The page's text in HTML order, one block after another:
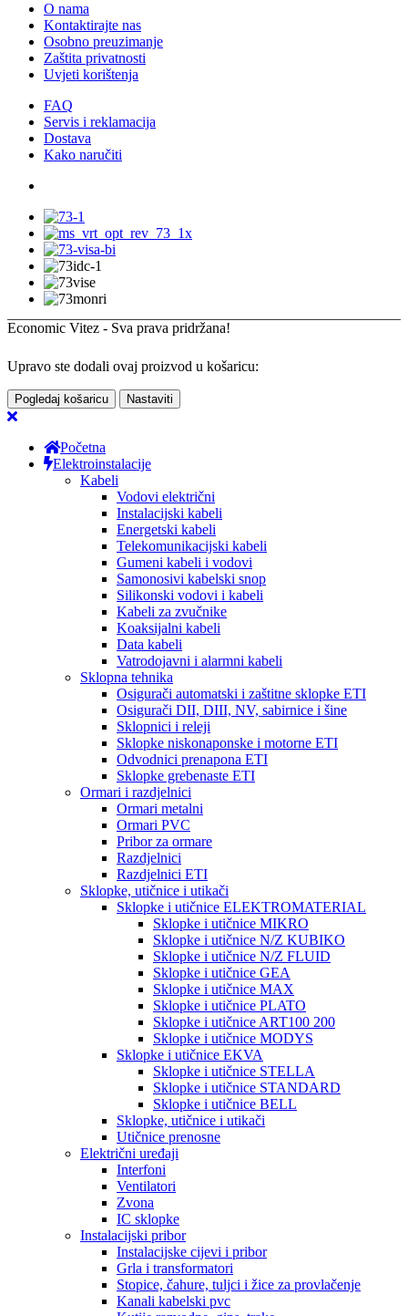
O nama
Kontaktirajte nas
Osobno preuzimanje
Zaštita privatnosti
Uvjeti korištenja
FAQ
Servis i reklamacija
Dostava
Kako naručiti
Economic Vitez - Sva prava pridržana!
Upravo ste dodali ovaj proizvod u košaricu:
Pogledaj košaricu Nastaviti
Početna
Elektroinstalacije
Kabeli
Vodovi električni
Instalacijski kabeli
Energetski kabeli
Telekomunikacijski kabeli
Gumeni kabeli i vodovi
Samonosivi kabelski snop
Silikonski vodovi i kabeli
Kabeli za zvučnike
Koaksijalni kabeli
Data kabeli
Vatrodojavni i alarmni kabeli
Sklopna tehnika
Osigurači automatski i zaštitne sklopke ETI
Osigurači DII, DIII, NV, sabirnice i šine
Sklopnici i releji
Sklopke niskonaponske i motorne ETI
Odvodnici prenapona ETI
Sklopke grebenaste ETI
Ormari i razdjelnici
Ormari metalni
Ormari PVC
Pribor za ormare
Razdjelnici
Razdjelnici ETI
Sklopke, utičnice i utikači
Sklopke i utičnice ELEKTROMATERIAL
Sklopke i utičnice MIKRO
Sklopke i utičnice N/Z KUBIKO
Sklopke i utičnice N/Z FLUID
Sklopke i utičnice GEA
Sklopke i utičnice MAX
Sklopke i utičnice PLATO
Sklopke i utičnice ART100 200
Sklopke i utičnice MODYS
Sklopke i utičnice EKVA
Sklopke i utičnice STELLA
Sklopke i utičnice STANDARD
Sklopke i utičnice BELL
Sklopke, utičnice i utikači
Utičnice prenosne
Električni uređaji
Interfoni
Ventilatori
Zvona
IC sklopke
Instalacijski pribor
Instalacijske cijevi i pribor
Grla i transformatori
Stopice, čahure, tuljci i žice za provlačenje
Kanali kabelski pvc